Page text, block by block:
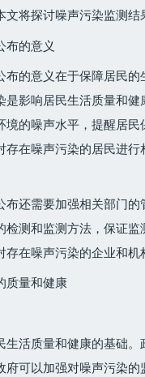
将探讨噪声污染监测
布的意义
布的意义在于保障居民
是影响居民生活质量和
境的噪声水平，提醒居
存在噪声污染的居民进
布还需要加强相关部门
检测和监测方法，保证
在噪声污染的企业和机
质量和健康
生活质量和健康的基础
府可以加强对噪声污染